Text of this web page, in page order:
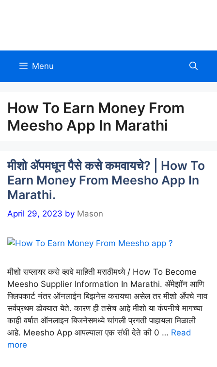
Menu
How To Earn Money From
Meesho App In Marathi
मीशो ॲपमधून पैसे कसे कमवायचे? | How To
Earn Money From Meesho App In
Marathi.
April 29, 2023 by Mason
मीशो सप्लायर कसे व्हावे माहिती मराठीमध्ये / How To Become
Meesho Supplier Information In Marathi. ॲमेझॉन आणि
फ्लिपकार्ट नंतर ऑनलाईन बिझनेस करायचा असेल तर मीशो अँपचे नाव
सर्वप्रथम डोक्यात येते. कारण ही तसेच आहे मीशो या कंपनीचे मागच्या
काही वर्षात ऑनलाइन बिजनेसमध्ये चांगली प्रगती पाहायला मिळाली
आहे. Meesho App आपल्याला एक संधी देते की 0 … Read
more